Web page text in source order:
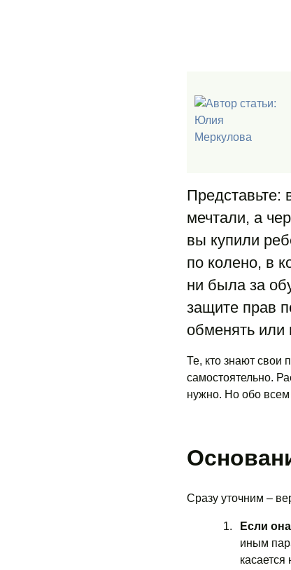
Представьте:
мечтали, а
вы купили
по колено, в
ни была за
защите прав
обменять или
Те, кто знают свои
самостоятельно.
нужно. Но обо всем
Сразу уточним –
Если
иным